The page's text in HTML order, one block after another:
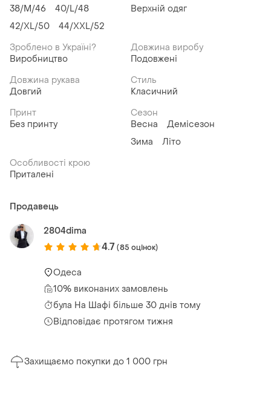
38/M/46
40/L/48
42/XL/50
44/XXL/52
Верхній одяг
Зроблено в Україні?
Виробництво
Довжина виробу
Подовжені
Довжина рукава
Довгий
Стиль
Класичний
Принт
Без принту
Сезон
Весна
Демісезон
Зима
Літо
Особливості крою
Приталені
Продавець
2804dima
4.7 (85 оцінок)
Одеса
10% виконаних замовлень
була На Шафі більше 30 днів тому
Відповідає протягом тижня
Захищаємо покупки до 1 000 грн